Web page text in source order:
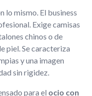
lo mismo. El business
Exige camisas
chinos o de
piel. Se caracteriza
y una imagen
sin rigidez.
para el ocio con